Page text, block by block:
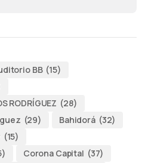
BB (15)
RODRÍGUEZ (28)
(29) Bahidorá (32)
(15)
Corona Capital (37)